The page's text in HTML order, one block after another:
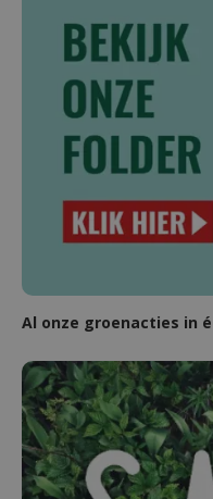
Al onze groenacties in